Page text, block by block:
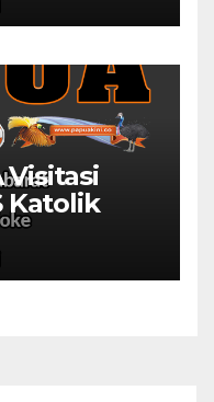
Visitasi
Katolik